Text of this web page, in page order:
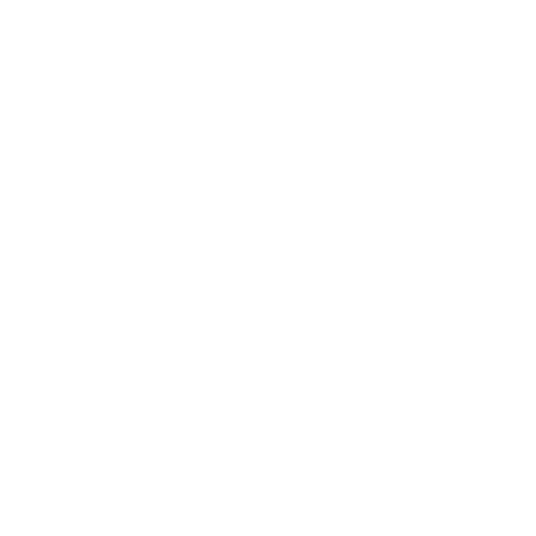
= 1 večeře v každé z á la carte restaurací.
aerobik, aquaaerobik, zumba, jóga na pláži, pilates, taneční